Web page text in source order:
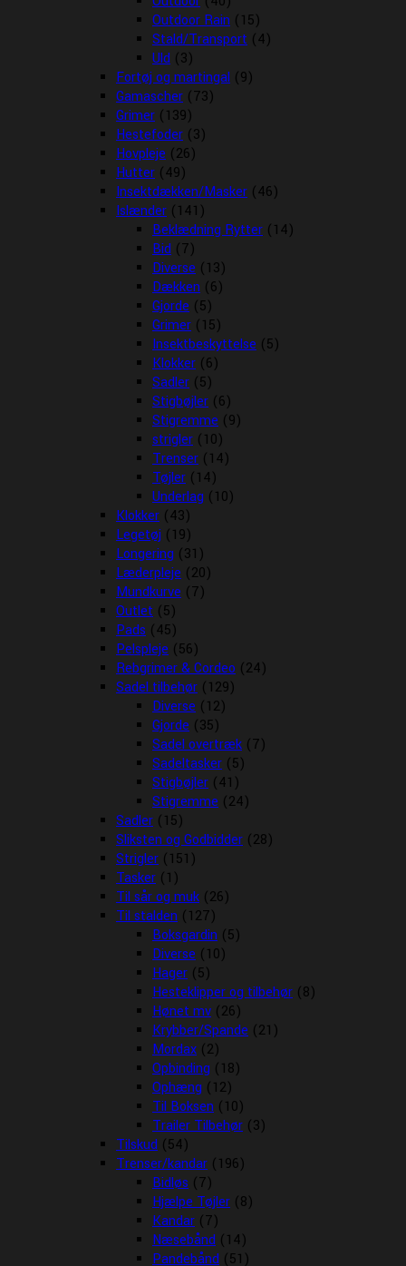
Outdoor Rain (15)
Stald/Transport (4)
Uld (3)
Fortøj og martingal (9)
Gamascher (73)
Grimer (139)
Hestefoder (3)
Hovpleje (26)
Hutter (49)
Insektdækken/Masker (46)
Islænder (141)
Beklædning Rytter (14)
Bid (7)
Diverse (13)
Dækken (6)
Gjorde (5)
Grimer (15)
Insektbeskyttelse (5)
Klokker (6)
Sadler (5)
Stigbøjler (6)
Stigremme (9)
strigler (10)
Trenser (14)
Tøjler (14)
Underlag (10)
Klokker (43)
Legetøj (19)
Longering (31)
Læderpleje (20)
Mundkurve (7)
Outlet (5)
Pads (45)
Pelspleje (56)
Rebgrimer & Cordeo (24)
Sadel tilbehør (129)
Diverse (12)
Gjorde (35)
Sadel overtræk (7)
Sadeltasker (5)
Stigbøjler (41)
Stigremme (24)
Sadler (15)
Sliksten og Godbidder (28)
Strigler (151)
Tasker (1)
Til sår og muk (26)
Til stalden (127)
Boksgardin (5)
Diverse (10)
Hager (5)
Hesteklipper og tilbehør (8)
Hønet mv (26)
Krybber/Spande (21)
Mordax (2)
Opbinding (18)
Ophæng (12)
Til Boksen (10)
Trailer Tilbehør (3)
Tilskud (54)
Trenser/kandar (196)
Bidløs (7)
Hjælpe Tøjler (8)
Kandar (7)
Næsebånd (14)
Pandebånd (51)